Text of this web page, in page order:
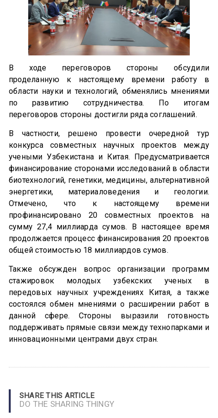
В ходе переговоров стороны обсудили
проделанную к настоящему времени работу в
области науки и технологий, обменялись мнениями
по развитию сотрудничества. По итогам
переговоров стороны достигли ряда соглашений.
В частности, решено провести очередной тур
конкурса совместных научных проектов между
учеными Узбекистана и Китая. Предусматривается
финансирование сторонами исследований в области
биотехнологий, генетики, медицины, альтернативной
энергетики, материаловедения и геологии.
Отмечено, что к настоящему времени
профинансировано 20 совместных проектов на
сумму 27,4 миллиарда сумов. В настоящее время
продолжается процесс финансирования 20 проектов
общей стоимостью 18 миллиардов сумов.
Также обсужден вопрос организации программ
стажировок молодых узбекских ученых в
передовых научных учреждениях Китая, а также
состоялся обмен мнениями о расширении работ в
данной сфере. Стороны выразили готовность
поддерживать прямые связи между технопарками и
инновационными центрами двух стран.
SHARE THIS ARTICLE
DO THE SHARING THINGY